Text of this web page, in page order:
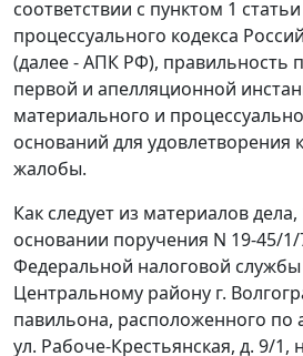
соответствии с пунктом 1
процессуального кодекса
(далее - АПК РФ), правильность
первой и апелляционной
материального и
оснований для удовлетворения
жалобы.
Как следует из материалов
основании поручения N 19-45/
Федеральной налоговой
Центральному району г.
павильона, расположенного по
ул. Рабоче-Крестьянская, д. 9/1,